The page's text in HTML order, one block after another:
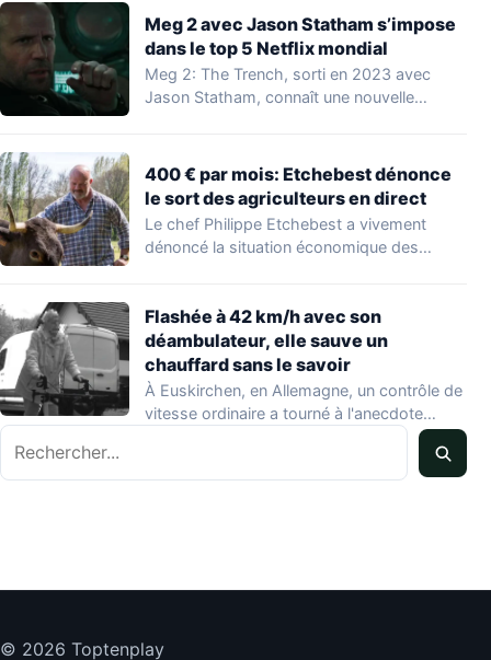
Meg 2 avec Jason Statham s’impose
dans le top 5 Netflix mondial
Meg 2: The Trench, sorti en 2023 avec
Jason Statham, connaît une nouvelle
400 € par mois: Etchebest dénonce
le sort des agriculteurs en direct
Le chef Philippe Etchebest a vivement
dénoncé la situation économique des
Flashée à 42 km/h avec son
déambulateur, elle sauve un
chauffard sans le savoir
À Euskirchen, en Allemagne, un contrôle de
vitesse ordinaire a tourné à l'anecdote
© 2026 Toptenplay